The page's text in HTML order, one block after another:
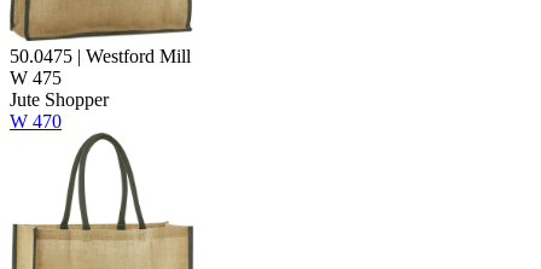
50.0475 | Westford Mill
W 475
Jute Shopper
W 470